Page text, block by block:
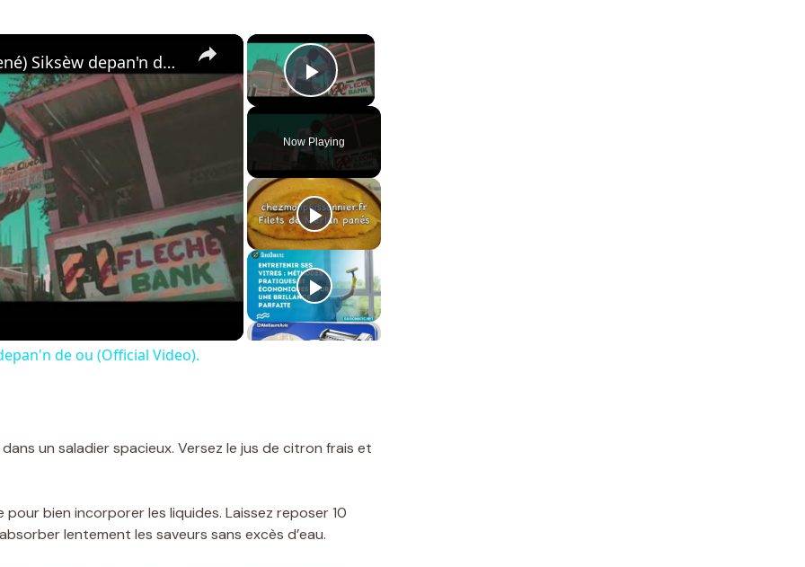
×
Play Video
Now Playing
×
Talan Promo - Enloja (Renel Rosené) Siksèw depan'n de ou (Official Video).
de ou (Official Video).
un saladier spacieux. Versez le jus de citron frais et
bien incorporer les liquides. Laissez reposer 10
lentement les saveurs sans excès d’eau.